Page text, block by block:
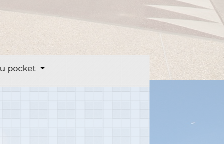
pocket